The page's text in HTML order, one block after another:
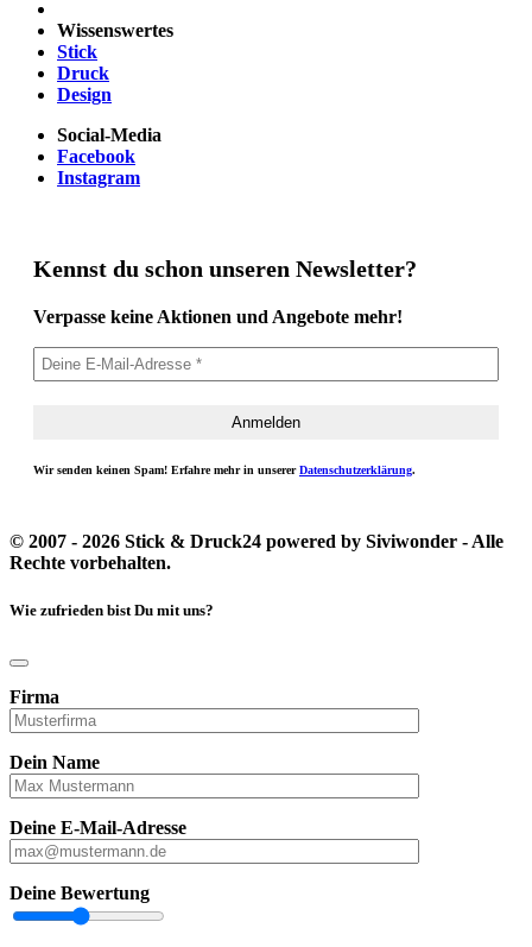
Wissenswertes
Stick
Druck
Design
Social-Media
Facebook
Instagram
Kennst du schon unseren Newsletter?
Verpasse keine Aktionen und Angebote mehr!
Wir senden keinen Spam! Erfahre mehr in unsererDatenschutzerklärung.
© 2007 - 2026 Stick & Druck24 powered by Siviwonder - Alle
Rechte vorbehalten.
Wie zufrieden bist Du mit uns?
Firma
Dein Name
Deine E-Mail-Adresse
Deine Bewertung